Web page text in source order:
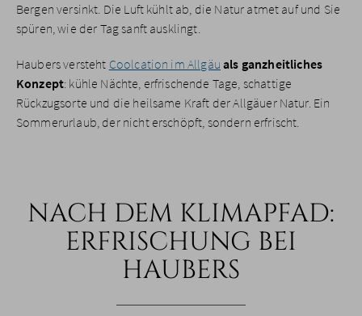
Bergen versinkt. Die Luft kühlt ab, die Natur atmet auf und Sie
spüren, wie der Tag sanft ausklingt.
Haubers versteht Coolcation im Allgäu als ganzheitliches
Konzept: kühle Nächte, erfrischende Tage, schattige
Rückzugsorte und die heilsame Kraft der Allgäuer Natur. Ein
Sommerurlaub, der nicht erschöpft, sondern erfrischt.
NACH DEM KLIMAPFAD:
ERFRISCHUNG BEI
HAUBERS